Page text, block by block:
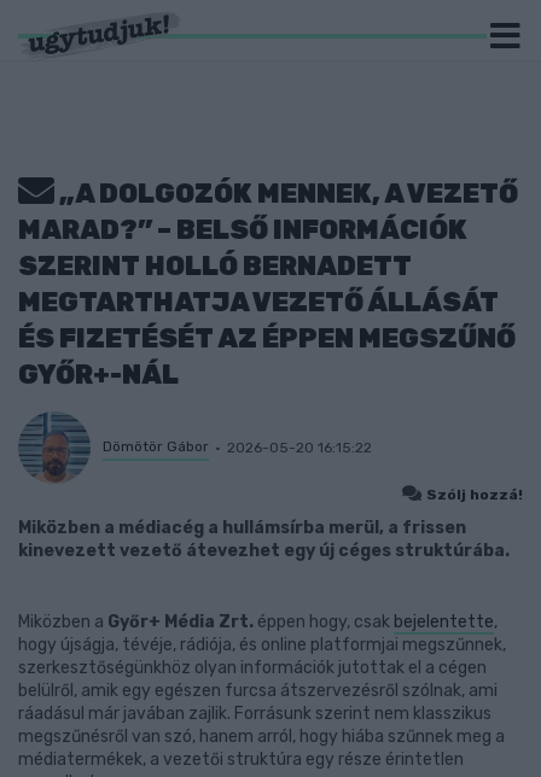
„A DOLGOZÓK MENNEK, A VEZETŐ
MARAD?” – BELSŐ INFORMÁCIÓK
SZERINT HOLLÓ BERNADETT
MEGTARTHATJA VEZETŐ ÁLLÁSÁT
ÉS FIZETÉSÉT AZ ÉPPEN MEGSZŰNŐ
GYŐR+-NÁL
Dömötör Gábor 2026-05-20 16:15:22
Szólj hozzá!
Miközben a médiacég a hullámsírba merül, a frissen
kinevezett vezető átevezhet egy új céges struktúrába.
Miközben a Győr+ Média Zrt. éppen hogy, csak bejelentette,
hogy újságja, tévéje, rádiója, és online platformjai megszűnnek,
szerkesztőségünkhöz olyan információk jutottak el a cégen
belülről, amik egy egészen furcsa átszervezésről szólnak, ami
ráadásul már javában zajlik. Forrásunk szerint nem klasszikus
megszűnésről van szó, hanem arról, hogy hiába szűnnek meg a
médiatermékek, a vezetői struktúra egy része érintetlen